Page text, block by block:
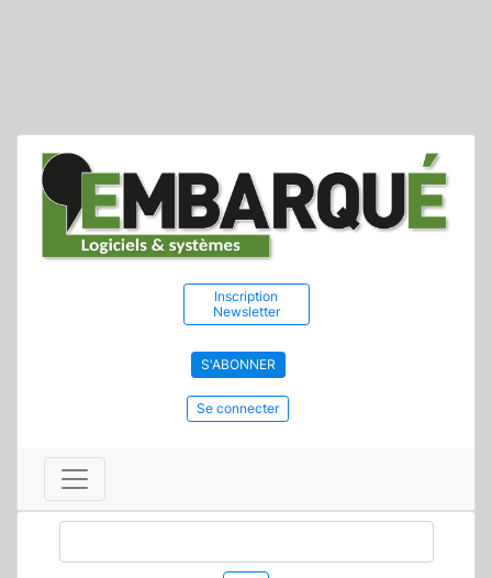
Inscription
Newsletter
S'ABONNER
Se connecter